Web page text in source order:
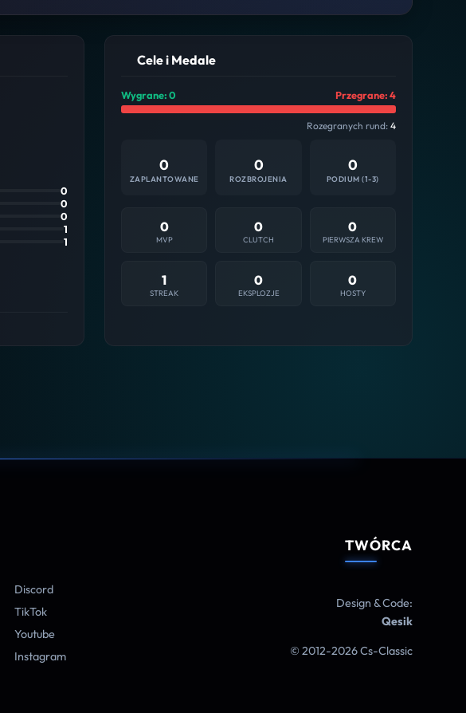
0
0
0
1
1
Cele i Medale
Wygrane: 0 Przegrane: 4
Rozegranych rund: 4
0
ZAPLANTOWANE
0
ROZBROJENIA
0
PODIUM (1-3)
0
MVP
0
CLUTCH
0
PIERWSZA KREW
1
STREAK
0
EKSPLOZJE
0
HOSTY
Discord
TikTok
Youtube
Instagram
TWÓRCA
Design & Code:
Qesik
© 2012-2026 Cs-Classic